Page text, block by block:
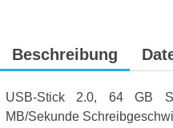
Beschreibung
USB-Stick 2.0, 64 GB
MB/Sekunde